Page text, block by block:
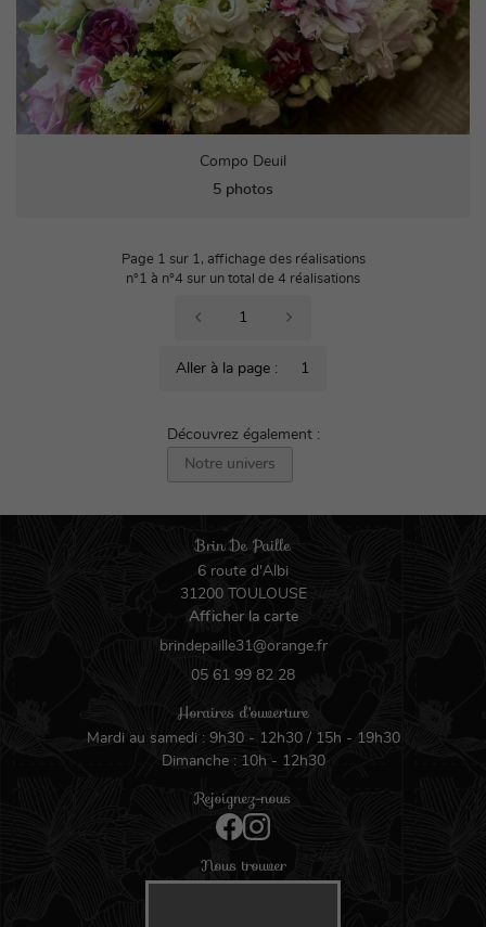
Compo Deuil
5 photos
Page 1 sur 1, affichage des réalisations
n°1 à n°4 sur un total de 4 réalisations
1
Aller à la page :
Découvrez également :
Notre univers
Brin De Paille
6 route d'Albi
31200 TOULOUSE
Afficher la carte
05 61 99 82 28
Horaires d'ouverture
Mardi au samedi : 9h30 - 12h30 / 15h - 19h30
Dimanche : 10h - 12h30
Rejoignez-nous
Nous trouver